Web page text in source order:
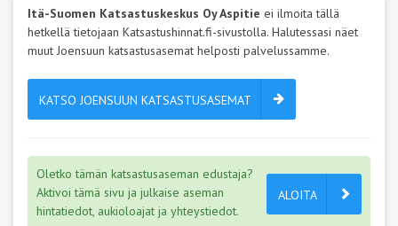
Itä-Suomen Katsastuskeskus Oy Aspitie ei ilmoita tällä
hetkellä tietojaan Katsastushinnat.fi-sivustolla. Halutessasi näet
muut Joensuun katsastusasemat helposti palvelussamme.
KATSO JOENSUUN KATSASTUSASEMAT
ALOITA
Oletko tämän katsastusaseman edustaja?
Aktivoi tämä sivu ja julkaise aseman
hintatiedot, aukioloajat ja yhteystiedot.